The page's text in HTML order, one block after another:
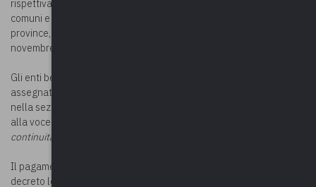
rispettivamente per complessivi euro 350 milioni in favore dei
comuni e 50 milioni in favore delle città metropolitane e delle
province, sono state erogate con provvedimento ministeriale del 7
novembre 2022.
Gli enti beneficiari possono visualizzare l’importo ad essi
assegnato sul sito della Direzione Centrale per la Finanza Locale
nella sezione “
alla voce di spettanza “
continuità dei servizi
Il pagamento è sospeso, ai sensi dell’articolo 161, comma 3, del
decreto legislativo 18 agosto 2000, n.267, nei confronti degli enti